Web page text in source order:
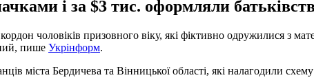
і за $3 тис. оформляли
чоловіків призовного віку, які фіктивно одружилися з
пише Укрінформ.
міста Бердичева та Вінницької області, які налагодили